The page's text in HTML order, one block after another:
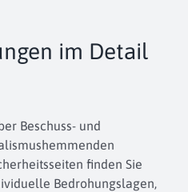
im Detail
Beschuss- und
finden Sie
Bedrohungslagen,